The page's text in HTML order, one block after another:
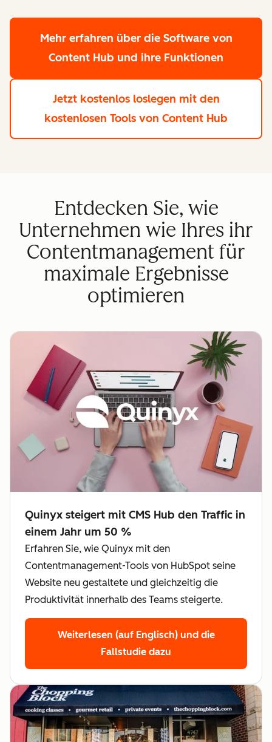
Mehr erfahren über die Software von
Content Hub und ihre Funktionen
Jetzt kostenlos loslegen mit den
kostenlosen Tools von Content Hub
Entdecken Sie, wie
Unternehmen wie Ihres ihr
Contentmanagement für
maximale Ergebnisse
optimieren
Quinyx steigert mit CMS Hub den Traffic in
einem Jahr um 50 %
Erfahren Sie, wie Quinyx mit den
Contentmanagement-Tools von HubSpot seine
Website neu gestaltete und gleichzeitig die
Produktivität innerhalb des Teams steigerte.
Weiterlesen (auf Englisch) und die
Fallstudie dazu